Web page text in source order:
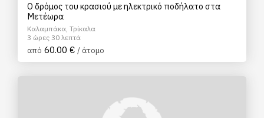
Ο δρόμος του κρασιού με ηλεκτρικό ποδήλατο στα
Μετέωρα
Καλαμπάκα, Τρίκαλα
3 ώρες 30 λεπτά
από 60.00 € / άτομο